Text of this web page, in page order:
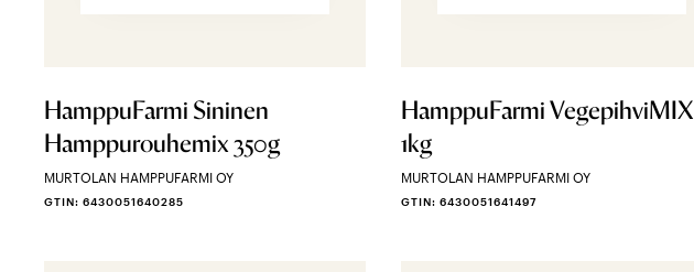
HamppuFarmi Sininen
Hamppurouhemix 350g
MURTOLAN HAMPPUFARMI OY
GTIN: 6430051640285
HamppuFarmi VegepihviMIX
1kg
MURTOLAN HAMPPUFARMI OY
GTIN: 6430051641497